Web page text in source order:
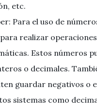
etc.
Para el uso de
realizar operaciones
Estos números
o decimales.
guardar negativos o
sistemas como